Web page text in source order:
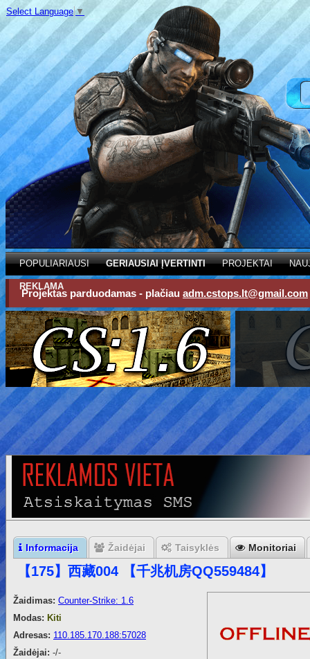
Select Language ▼
POPULIARIAUSI GERIAUSIAI ĮVERTINTI PROJEKTAI
REKLAMA
Projektas parduodamas - plačiau adm.cstops.lt@gmail.com
Informacija Žaidėjai Taisyklės Monitoriai
 【175】西藏004 【千兆机房QQ559484】
Žaidimas: Counter-Strike: 1.6
Modas: Kiti
Adresas: 110.185.170.188:57028
Žaidėjai: -/-